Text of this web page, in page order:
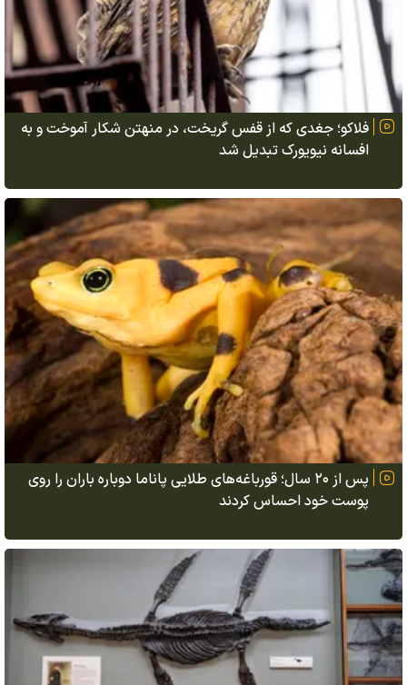
فلاکو؛ جغدی که از قفس گریخت، در منهتن شکار آموخت و به
افسانه نیویورک تبدیل شد
پس از ۲۰ سال؛ قورباغه‌های طلایی پاناما دوباره باران را روی
پوست خود احساس کردند